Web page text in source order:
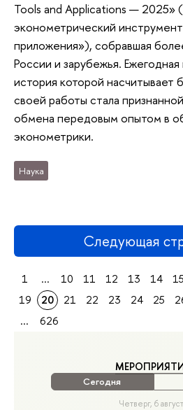
Сегодня
Четверг, 6
Tools and Applications —
эконометрический
приложения»), собравшая
России и зарубежья.
история которой насчитывает
своей работы стала
обмена передовым опытом в
эконометрики.
Наука
Следующая
1 ... 10 11 12 13 14 15
19
20 21 22 23 24 25
...
626